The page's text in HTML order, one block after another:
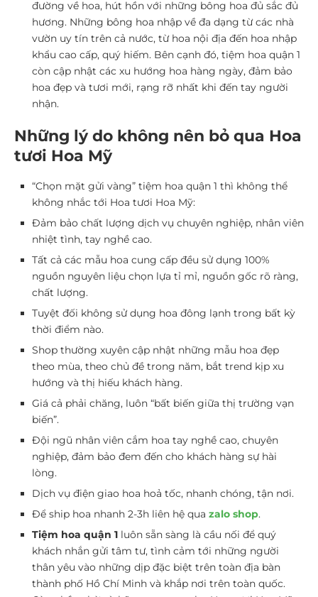
đường về hoa, hút hồn với những bông hoa đủ sắc đủ
hương. Những bông hoa nhập về đa dạng từ các nhà
vườn uy tín trên cả nước, từ hoa nội địa đến hoa nhập
khẩu cao cấp, quý hiếm. Bên cạnh đó, tiệm hoa quận 1
còn cập nhật các xu hướng hoa hàng ngày, đảm bảo
hoa đẹp và tươi mới, rạng rỡ nhất khi đến tay người
nhận.
Những lý do không nên bỏ qua Hoa
tươi Hoa Mỹ
“Chọn mặt gửi vàng” tiệm hoa quận 1 thì không thể
không nhắc tới Hoa tươi Hoa Mỹ:
Đảm bảo chất lượng dịch vụ chuyên nghiệp, nhân viên
nhiệt tình, tay nghề cao.
Tất cả các mẫu hoa cung cấp đều sử dụng 100%
nguồn nguyên liệu chọn lựa tỉ mỉ, nguồn gốc rõ ràng,
chất lượng.
Tuyệt đối không sử dụng hoa đông lạnh trong bất kỳ
thời điểm nào.
Shop thường xuyên cập nhật những mẫu hoa đẹp
theo mùa, theo chủ đề trong năm, bắt trend kịp xu
hướng và thị hiếu khách hàng.
Giá cả phải chăng, luôn “bất biến giữa thị trường vạn
biến”.
Đội ngũ nhân viên cắm hoa tay nghề cao, chuyên
nghiệp, đảm bảo đem đến cho khách hàng sự hài
lòng.
Dịch vụ điện giao hoa hoả tốc, nhanh chóng, tận nơi.
Để ship hoa nhanh 2-3h liên hệ qua zalo shop.
Tiệm hoa quận 1 luôn sẵn sàng là cầu nối để quý
khách nhắn gửi tâm tư, tình cảm tới những người
thân yêu vào những dịp đặc biệt trên toàn địa bàn
thành phố Hồ Chí Minh và khắp nơi trên toàn quốc.